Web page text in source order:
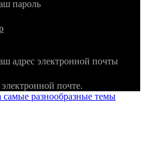
пароль
адрес электронной почты
почте.
разнообразные темы